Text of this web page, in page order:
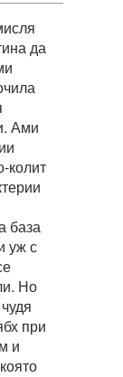
да
Ами
колит
база
уж с
Но
при
и